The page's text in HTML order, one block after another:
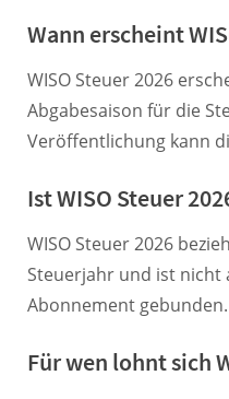
Wann erscheint
WISO Steuer 2026
Abgabesaison für die
Veröffentlichung kann
Ist WISO Steuer
WISO Steuer 2026
Steuerjahr und ist nicht
Abonnement gebunden.
Für wen lohnt sich